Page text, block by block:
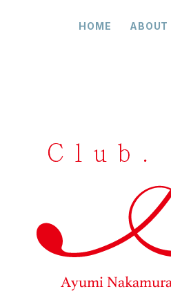
HOME ABOUT